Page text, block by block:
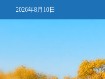
2026年8月10日